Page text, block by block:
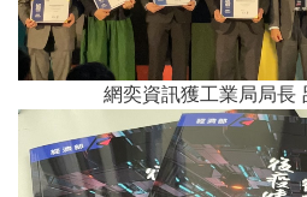
網奕資訊獲工業局局長